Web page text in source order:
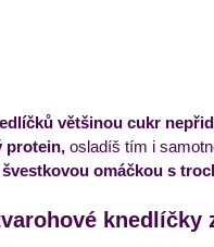
většinou cukr
protein, osladíš tím i
švestkovou omáčkou s
knedlíčky